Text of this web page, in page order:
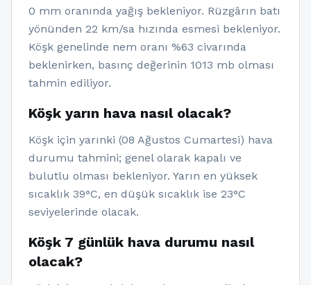
0 mm oranında yağış bekleniyor. Rüzgârın batı
yönünden 22 km/sa hızında esmesi bekleniyor.
Köşk genelinde nem oranı %63 civarında
beklenirken, basınç değerinin 1013 mb olması
tahmin ediliyor.
Köşk yarın hava nasıl olacak?
Köşk için yarınki (08 Ağustos Cumartesi) hava
durumu tahmini; genel olarak kapalı ve
bulutlu olması bekleniyor. Yarın en yüksek
sıcaklık 39°C, en düşük sıcaklık ise 23°C
seviyelerinde olacak.
Köşk 7 günlük hava durumu nasıl
olacak?